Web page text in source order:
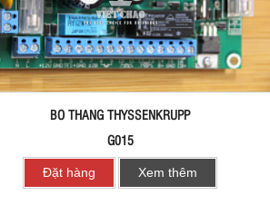
BO THANG THYSSENKRUPP
G015
Đặt hàng Xem thêm